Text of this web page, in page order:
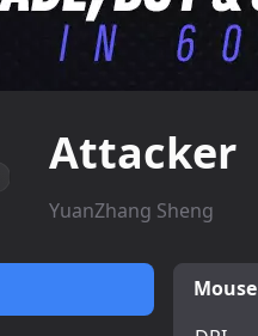
Attacker
YuanZhang Sheng
Mouse